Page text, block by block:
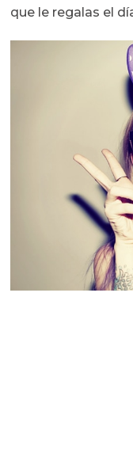
que le regalas el